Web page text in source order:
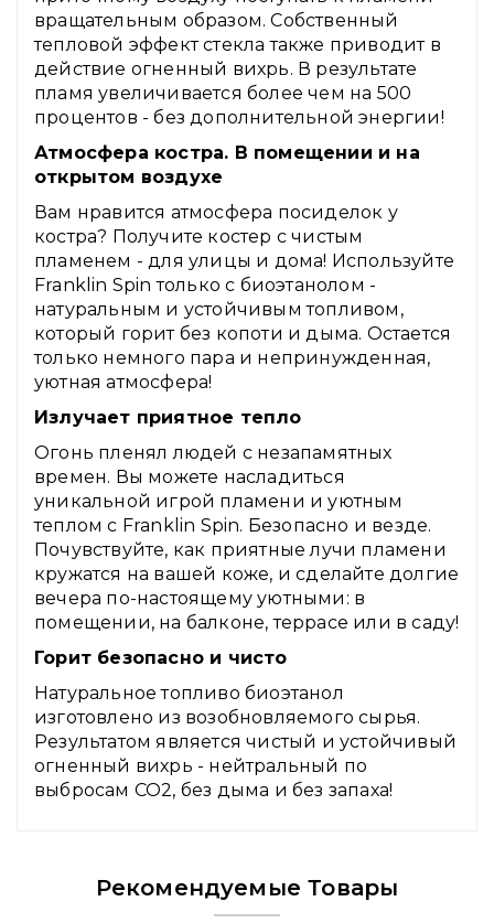
вращательным образом. Собственный
тепловой эффект стекла также приводит в
действие огненный вихрь. В результате
пламя увеличивается более чем на 500
процентов - без дополнительной энергии!
Атмосфера костра. В помещении и на
открытом воздухе
Вам нравится атмосфера посиделок у
костра? Получите костер с чистым
пламенем - для улицы и дома! Используйте
Franklin Spin только с биоэтанолом -
натуральным и устойчивым топливом,
который горит без копоти и дыма. Остается
только немного пара и непринужденная,
уютная атмосфера!
Излучает приятное тепло
Огонь пленял людей с незапамятных
времен. Вы можете насладиться
уникальной игрой пламени и уютным
теплом с Franklin Spin. Безопасно и везде.
Почувствуйте, как приятные лучи пламени
кружатся на вашей коже, и сделайте долгие
вечера по-настоящему уютными: в
помещении, на балконе, террасе или в саду!
Горит безопасно и чисто
Натуральное топливо биоэтанол
изготовлено из возобновляемого сырья.
Результатом является чистый и устойчивый
огненный вихрь - нейтральный по
выбросам CO2, без дыма и без запаха!
Рекомендуемые Товары